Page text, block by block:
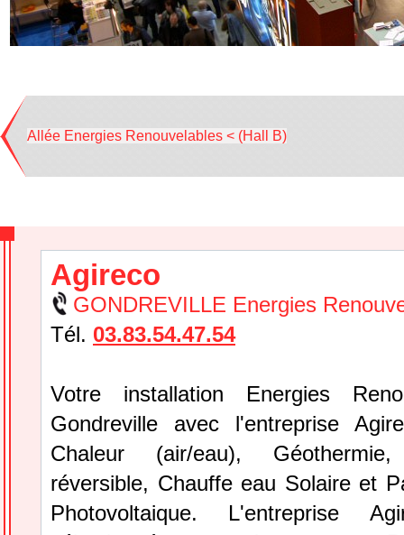
Allée Energies Renouvelables < (Hall B)
Agireco
GONDREVILLE Energies
Tél. 03.83.54.47.54
Votre installation Energies
Gondreville avec l'entreprise
Chaleur (air/eau), Géothermie,
réversible, Chauffe eau Solaire et
Photovoltaique. L'entreprise